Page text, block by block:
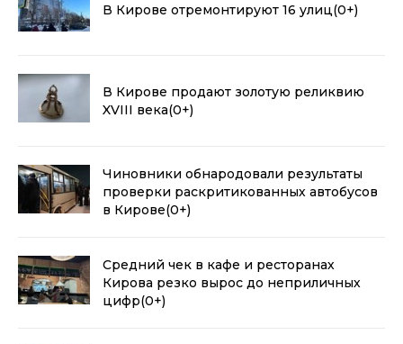
В Кирове отремонтируют 16 улиц(0+)
В Кирове продают золотую реликвию
XVIII века(0+)
Чиновники обнародовали результаты
проверки раскритикованных автобусов
в Кирове(0+)
Средний чек в кафе и ресторанах
Кирова резко вырос до неприличных
цифр(0+)